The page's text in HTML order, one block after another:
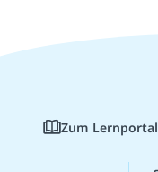
Zum Lernportal